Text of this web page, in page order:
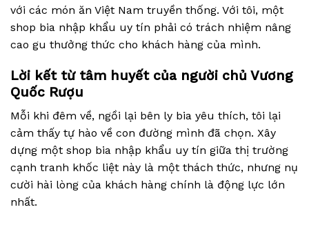
với các món ăn Việt Nam truyền thống. Với tôi, một
shop bia nhập khẩu uy tín phải có trách nhiệm nâng
cao gu thưởng thức cho khách hàng của mình.
Lời kết từ tâm huyết của người chủ Vương
Quốc Rượu
Mỗi khi đêm về, ngồi lại bên ly bia yêu thích, tôi lại
cảm thấy tự hào về con đường mình đã chọn. Xây
dựng một shop bia nhập khẩu uy tín giữa thị trường
cạnh tranh khốc liệt này là một thách thức, nhưng nụ
cười hài lòng của khách hàng chính là động lực lớn
nhất.